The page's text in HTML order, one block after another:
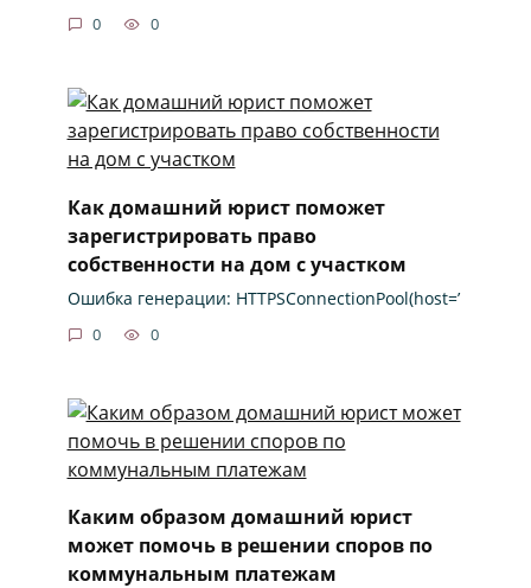
0 0
Как домашний юрист поможет
зарегистрировать право
собственности на дом с участком
Ошибка генерации: HTTPSConnectionPool(host=’
0 0
Каким образом домашний юрист
может помочь в решении споров по
коммунальным платежам